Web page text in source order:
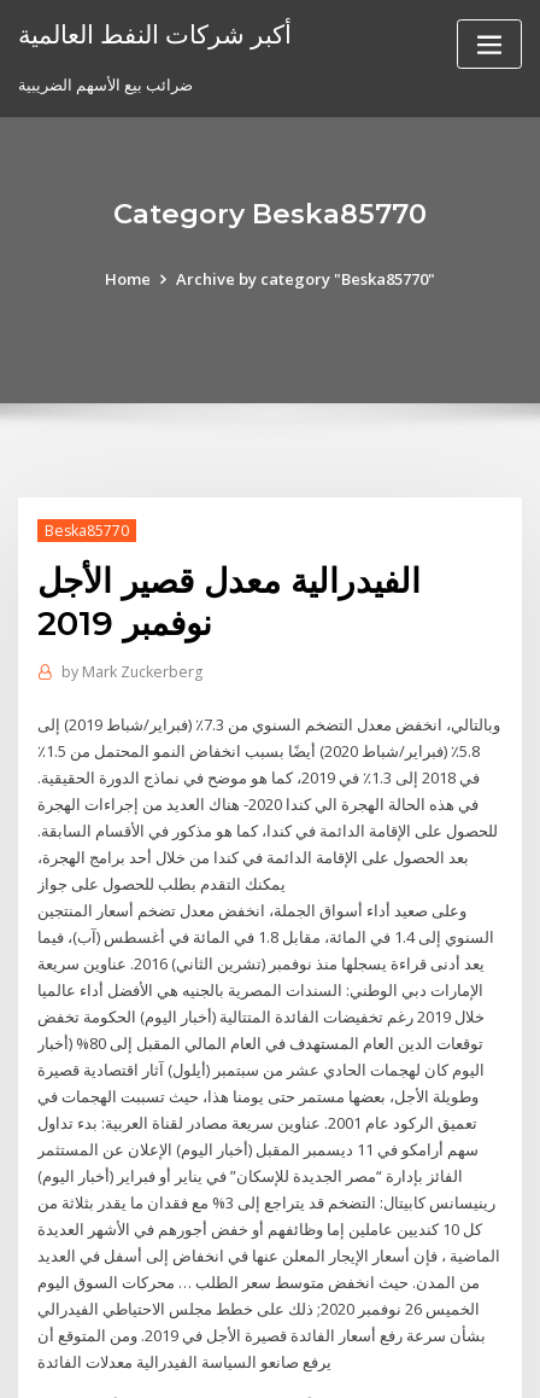
أكبر شركات النفط العالمية
ضرائب بيع الأسهم الضريبية
Category Beska85770
Home Archive by category "Beska85770"
Beska85770
الفيدرالية معدل قصير الأجل
نوفمبر 2019
by Mark Zuckerberg
وبالتالي، انخفض معدل التضخم السنوي من 7.3٪ (فبراير/شباط 2019) إلى
5.8٪ (فبراير/شباط 2020) أيضًا بسبب انخفاض النمو المحتمل من 1.5٪
في 2018 إلى 1.3٪ في 2019، كما هو موضح في نماذج الدورة الحقيقية.
في هذه الحالة الهجرة الي كندا 2020- هناك العديد من إجراءات الهجرة
للحصول على الإقامة الدائمة في كندا، كما هو مذكور في الأقسام السابقة.
بعد الحصول على الإقامة الدائمة في كندا من خلال أحد برامج الهجرة،
يمكنك التقدم بطلب للحصول على جواز
وعلى صعيد أداء أسواق الجملة، انخفض معدل تضخم أسعار المنتجين
السنوي إلى 1.4 في المائة، مقابل 1.8 في المائة في أغسطس (آب)، فيما
يعد أدنى قراءة يسجلها منذ نوفمبر (تشرين الثاني) 2016. عناوين سريعة
الإمارات دبي الوطني: السندات المصرية بالجنيه هي الأفضل أداء عالميا
خلال 2019 رغم تخفيضات الفائدة المتتالية (أخبار اليوم) الحكومة تخفض
توقعات الدين العام المستهدف في العام المالي المقبل إلى 80% (أخبار
اليوم كان لهجمات الحادي عشر من سبتمبر (أيلول) آثار اقتصادية قصيرة
وطويلة الأجل، بعضها مستمر حتى يومنا هذا، حيث تسببت الهجمات في
تعميق الركود عام 2001. عناوين سريعة مصادر لقناة العربية: بدء تداول
سهم أرامكو في 11 ديسمبر المقبل (أخبار اليوم) الإعلان عن المستثمر
الفائز بإدارة “مصر الجديدة للإسكان” في يناير أو فبراير (أخبار اليوم)
رينيسانس كابيتال: التضخم قد يتراجع إلى 3% مع فقدان ما يقدر بثلاثة من
كل 10 كنديين عاملين إما وظائفهم أو خفض أجورهم في الأشهر العديدة
الماضية ، فإن أسعار الإيجار المعلن عنها في انخفاض إلى أسفل في العديد
من المدن. حيث انخفض متوسط سعر الطلب … محركات السوق اليوم
الخميس 26 نوفمبر 2020; ذلك على خطط مجلس الاحتياطي الفيدرالي
بشأن سرعة رفع أسعار الفائدة قصيرة الأجل في 2019. ومن المتوقع أن
يرفع صانعو السياسة الفيدرالية معدلات الفائدة